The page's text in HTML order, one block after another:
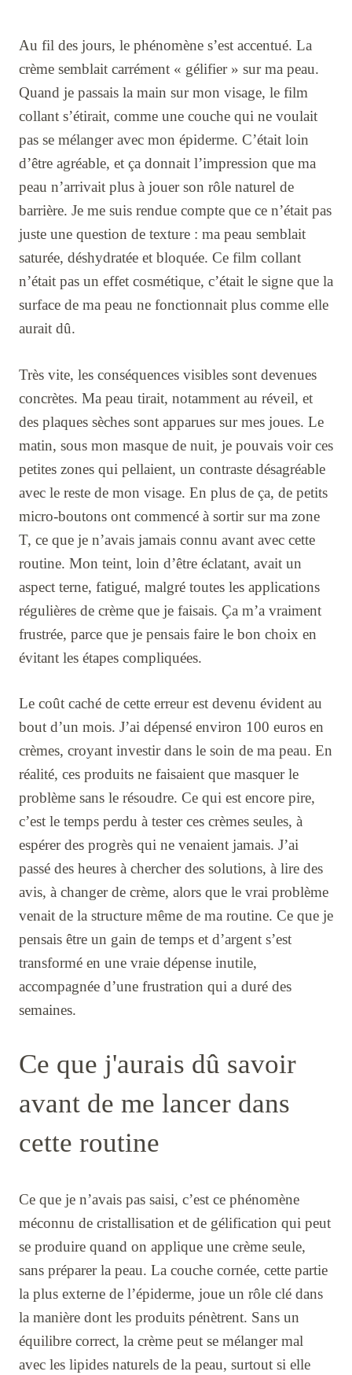
Au fil des jours, le phénomène s’est accentué. La
crème semblait carrément « gélifier » sur ma peau.
Quand je passais la main sur mon visage, le film
collant s’étirait, comme une couche qui ne voulait
pas se mélanger avec mon épiderme. C’était loin
d’être agréable, et ça donnait l’impression que ma
peau n’arrivait plus à jouer son rôle naturel de
barrière. Je me suis rendue compte que ce n’était pas
juste une question de texture : ma peau semblait
saturée, déshydratée et bloquée. Ce film collant
n’était pas un effet cosmétique, c’était le signe que la
surface de ma peau ne fonctionnait plus comme elle
aurait dû.
Très vite, les conséquences visibles sont devenues
concrètes. Ma peau tirait, notamment au réveil, et
des plaques sèches sont apparues sur mes joues. Le
matin, sous mon masque de nuit, je pouvais voir ces
petites zones qui pellaient, un contraste désagréable
avec le reste de mon visage. En plus de ça, de petits
micro-boutons ont commencé à sortir sur ma zone
T, ce que je n’avais jamais connu avant avec cette
routine. Mon teint, loin d’être éclatant, avait un
aspect terne, fatigué, malgré toutes les applications
régulières de crème que je faisais. Ça m’a vraiment
frustrée, parce que je pensais faire le bon choix en
évitant les étapes compliquées.
Le coût caché de cette erreur est devenu évident au
bout d’un mois. J’ai dépensé environ 100 euros en
crèmes, croyant investir dans le soin de ma peau. En
réalité, ces produits ne faisaient que masquer le
problème sans le résoudre. Ce qui est encore pire,
c’est le temps perdu à tester ces crèmes seules, à
espérer des progrès qui ne venaient jamais. J’ai
passé des heures à chercher des solutions, à lire des
avis, à changer de crème, alors que le vrai problème
venait de la structure même de ma routine. Ce que je
pensais être un gain de temps et d’argent s’est
transformé en une vraie dépense inutile,
accompagnée d’une frustration qui a duré des
semaines.
Ce que j'aurais dû savoir
avant de me lancer dans
cette routine
Ce que je n’avais pas saisi, c’est ce phénomène
méconnu de cristallisation et de gélification qui peut
se produire quand on applique une crème seule,
sans préparer la peau. La couche cornée, cette partie
la plus externe de l’épiderme, joue un rôle clé dans
la manière dont les produits pénètrent. Sans un
équilibre correct, la crème peut se mélanger mal
avec les lipides naturels de la peau, surtout si elle